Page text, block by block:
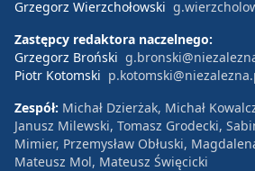
Grzegorz Wierzchołowski
Zastępcy redaktora naczelnego:
Grzegorz Broński
Piotr Kotomski
Zespół: Michał Dzierżak, Michał
Janusz Milewski, Tomasz Grodecki,
Mimier, Przemysław Obłuski,
Mateusz Mol, Mateusz Święcicki